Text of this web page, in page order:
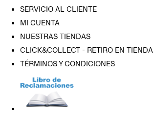
SERVICIO AL CLIENTE
MI CUENTA
NUESTRAS TIENDAS
CLICK&COLLECT - RETIRO EN TIENDA
TÉRMINOS Y CONDICIONES